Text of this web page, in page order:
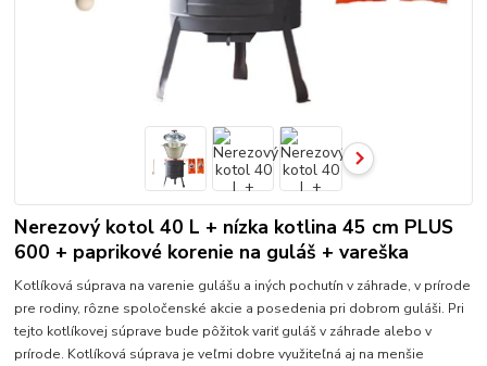
Nerezový kotol 40 L + nízka kotlina 45 cm PLUS
600 + paprikové korenie na guláš + vareška
Kotlíková súprava na varenie gulášu a iných pochutín v záhrade, v prírode
pre rodiny, rôzne spoločenské akcie a posedenia pri dobrom guláši. Pri
tejto kotlíkovej súprave bude pôžitok variť guláš v záhrade alebo v
prírode. Kotlíková súprava je veľmi dobre využiteľná aj na menšie